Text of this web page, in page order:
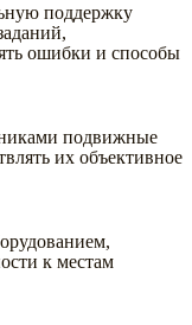
поддержку
ошибки и способы
подвижные
их объективное
к местам